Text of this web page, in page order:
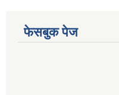
फेसबुक पेज